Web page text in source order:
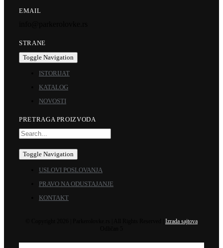
EMAIL
STRANE
Toggle Navigation
ISTORIJAT
KATALOG
NOVOSTI
PRETRAGA PROIZVODA
Toggle Navigation
USLOVI POSLOVANJA
PRAVO NA ODUSTAJANJE
KONTAKT
Izrada sajtova